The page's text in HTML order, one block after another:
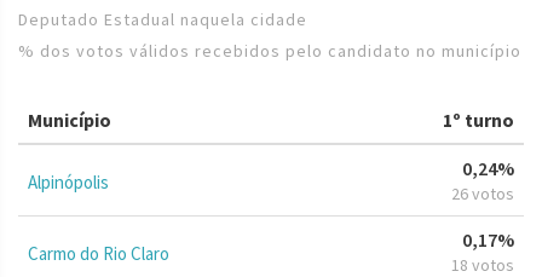
Deputado Estadual naquela cidade
% dos votos válidos recebidos pelo candidato no município
Município 1º turno
Alpinópolis
0,24%
26 votos
Carmo do Rio Claro
0,17%
18 votos